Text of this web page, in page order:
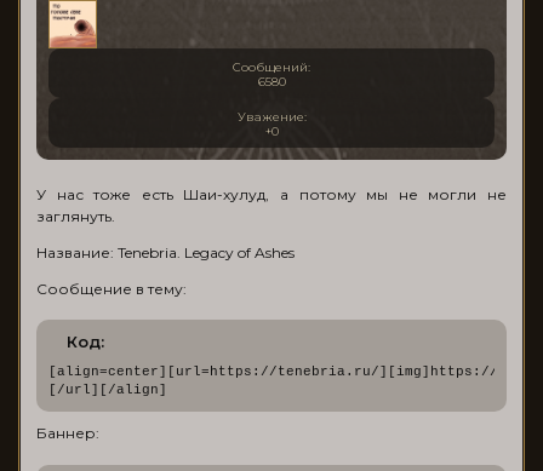
Сообщений:
6580
Уважение:
+0
У нас тоже есть Шаи-хулуд, а потому мы не могли не
заглянуть.
Название: Tenebria. Legacy of Ashes
Сообщение в тему:
Код:
[align=center][url=https://tenebria.ru/][img]https://
[/url][/align]
Баннер: